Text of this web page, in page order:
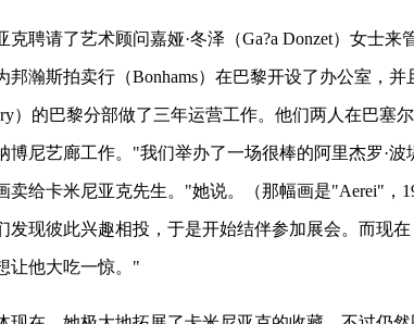
克聘请了艺术顾问嘉娅·冬泽（Ga?a Donzet）女士
邦瀚斯拍卖行（Bonhams）在巴黎开设了办公室，
）的巴黎分部做了三年运营工作。他们两人在巴塞
博尼艺廊工作。"我们举办了一场很棒的阿里杰罗·波
卖给卡米尼亚克先生。"她说。（那幅画是"Aerei"，
发现彼此兴趣相投，于是开始结伴参加展会。而现
让他大吃一惊。"